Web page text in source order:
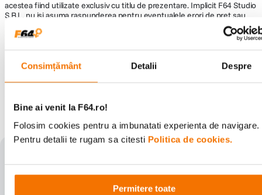
Consimțământ Detalii Despre
Bine ai venit la F64.ro!
Folosim cookies pentru a imbunatati experienta de navigare.
Pentru detalii te rugam sa citesti Politica de cookies.
Permitere toate
acestea fiind utilizate exclusiv cu titlu de prezentare. Implicit F64 Studio
S.R.L. nu isi asuma raspunderea pentru eventualele erori de pret sau
stoc. Aceste erori nu obliga F64 Studio S.R.L. la nicio actiune. Preturile si
disponibilitatea produselor comercializate de catre F64 Studio SRL pot
suferi modificari ulterioare, acest lucru fiind influentat de factori externi
produselor pe stocul acestora. De asemenea, F64 Studio S.R.L. isi
rezerva dreptul de a corecta eventuale omisiuni sau erori in afisare care
pot surveni in urma unor greseli de dactilografiere, lipsa de acuratete
S-ar putea să-ți placă și